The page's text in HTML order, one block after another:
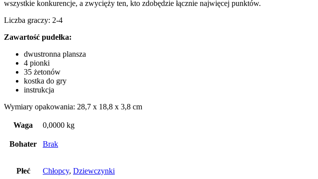
wszystkie konkurencje, a zwycięży ten, kto zdobędzie łącznie najwięcej punktów.
Liczba graczy: 2-4
Zawartość pudełka:
dwustronna plansza
4 pionki
35 żetonów
kostka do gry
instrukcja
Wymiary opakowania: 28,7 x 18,8 x 3,8 cm
Waga 0,0000 kg
Bohater Brak
Płeć Chłopcy, Dziewczynki